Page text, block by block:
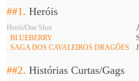
##1.Heróis
Herói/One Shot
. BLUEBERRY
. SAGA DOS CAVALEIROS DRAGÕES
##2.Histórias Curtas/Gags